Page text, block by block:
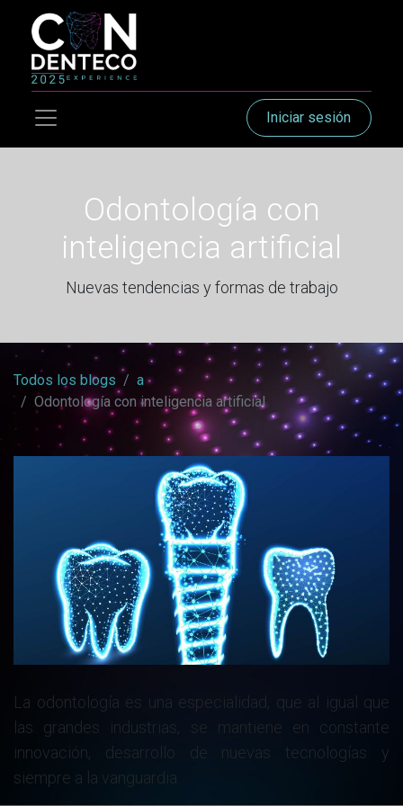
Iniciar sesión
Odontología con
inteligencia artificial
Nuevas tendencias y formas de trabajo
Todos los blogs
a
Odontología con inteligencia artificial
La odontología es una especialidad, que al igual que
las grandes industrias, se mantiene en constante
innovación, desarrollo de nuev​as tecnologías y
siempre a la vanguardi​a.